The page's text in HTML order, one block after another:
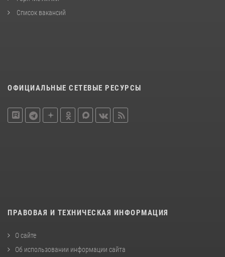
Список вакансий
ОФИЦИАЛЬНЫЕ СЕТЕВЫЕ РЕСУРСЫ
ПРАВОВАЯ И ТЕХНИЧЕСКАЯ ИНФОРМАЦИЯ
О сайте
Об использовании информации сайта